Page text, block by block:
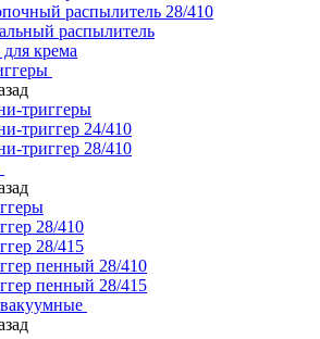
распылитель 28/410
распылитель
крема
триггеры
триггер 24/410
триггер 28/410
28/410
28/415
пенный 28/410
пенный 28/415